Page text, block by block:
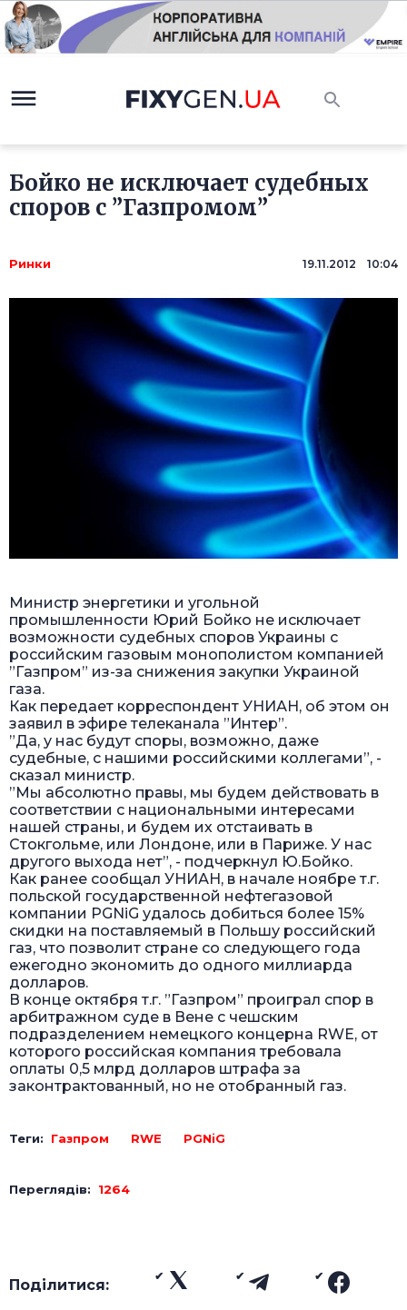
Бойко не исключает судебных
споров с ”Газпромом”
Ринки 19.11.2012 10:04
Министр энергетики и угольной
промышленности Юрий Бойко не исключает
возможности судебных споров Украины с
российским газовым монополистом компанией
”Газпром” из-за снижения закупки Украиной
газа.
Как передает корреспондент УНИАН, об этом он
заявил в эфире телеканала ”Интер”.
”Да, у нас будут споры, возможно, даже
судебные, с нашими российскими коллегами”, -
сказал министр.
”Мы абсолютно правы, мы будем действовать в
соответствии с национальными интересами
нашей страны, и будем их отстаивать в
Стокгольме, или Лондоне, или в Париже. У нас
другого выхода нет”, - подчеркнул Ю.Бойко.
Как ранее сообщал УНИАН, в начале ноябре т.г.
польской государственной нефтегазовой
компании PGNiG удалось добиться более 15%
скидки на поставляемый в Польшу российский
газ, что позволит стране со следующего года
ежегодно экономить до одного миллиарда
долларов.
В конце октября т.г. ”Газпром” проиграл спор в
арбитражном суде в Вене с чешским
подразделением немецкого концерна RWE, от
которого российская компания требовала
оплаты 0,5 млрд долларов штрафа за
законтрактованный, но не отобранный газ.
Теги: Газпром RWE PGNiG
Переглядів: 1264
Поділитися: